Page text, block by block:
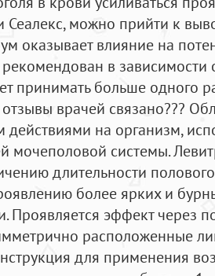
Сеалекс, можно прийти к
оказывает влияние на
в зависимости
принимать больше одного
врачей связано???
на организм,
мочеполовой системы.
длительности
более ярких и
Проявляется эффект через
расположенные
для применения